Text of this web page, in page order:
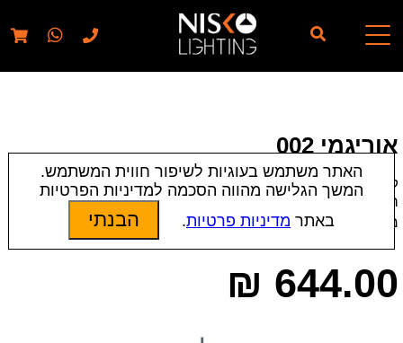
// elementor template for pages - should also ignore woo
pages!!
אוריגמי 002
קטגוריות:Laguna
|מנורות בהדפסה 3D |מנורות תלייה|
תאורת פנים
מק״ט:
6129
644.00
₪
האתר משתמש בעוגיות לשיפור חווית המשתמש.
המשך הגלישה מהווה הסכמה למדיניות הפרטיות
באתר מדיניות פרטיות. הבנתי